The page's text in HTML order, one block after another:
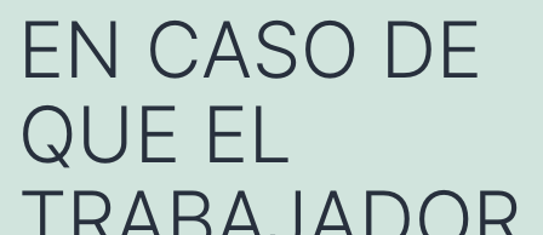
EN CASO DE
QUE EL